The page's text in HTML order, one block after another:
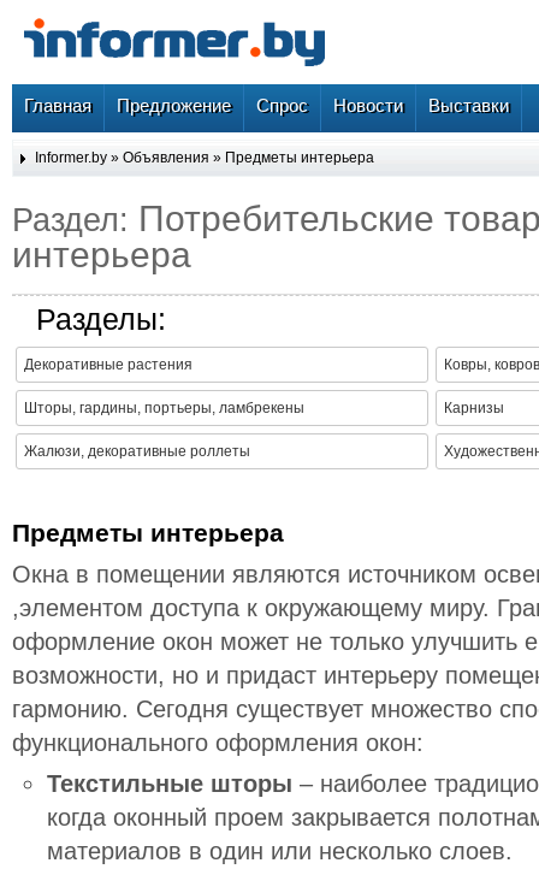
Главная Предложение Спрос Новости Выставки
Informer.by » Объявления » Предметы интерьера
Раздел: Потребительские
интерьера
Разделы:
Декоративные растения Ковры,
Шторы, гардины, портьеры, ламбрекены Карнизы
Жалюзи, декоративные роллеты
Предметы интерьера
Окна в помещении являются источником
,элементом доступа к окружающему миру.
оформление окон может не только улучшить
возможности, но и придаст интерьеру
гармонию. Сегодня существует множество
функционального оформления окон:
Текстильные шторы – наиболее
когда оконный проем закрывается
материалов в один или несколько слоев.